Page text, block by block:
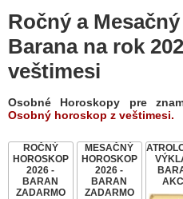
Ročný a
Barana na rok
veštimesi
Osobné Horoskopy pre
Osobný horoskop z veštimesi.
ROČNÝ
HOROSKOP
2026 -
BARAN
ZADARMO
MESAČNÝ
HOROSKOP
2026 -
BARAN
ZADARMO